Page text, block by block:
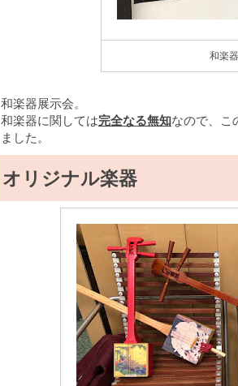
和楽
和楽器展示会。
和楽器に関しては完全なる無知なので、こ
ました。
オリジナル楽器